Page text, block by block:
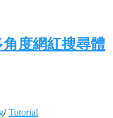
度網紅搜尋體
/Tutorial